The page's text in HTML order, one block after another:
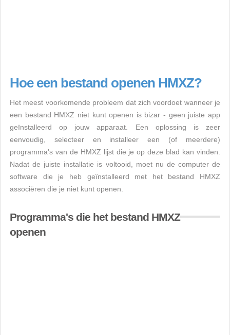
Hoe een bestand openen HMXZ?
Het meest voorkomende probleem dat zich voordoet wanneer je
een bestand HMXZ niet kunt openen is bizar - geen juiste app
geïnstalleerd op jouw apparaat. Een oplossing is zeer
eenvoudig, selecteer en installeer een (of meerdere)
programma's van de HMXZ lijst die je op deze blad kan vinden.
Nadat de juiste installatie is voltooid, moet nu de computer de
software die je heb geïnstalleerd met het bestand HMXZ
associëren die je niet kunt openen.
Programma's die het bestand HMXZ
openen